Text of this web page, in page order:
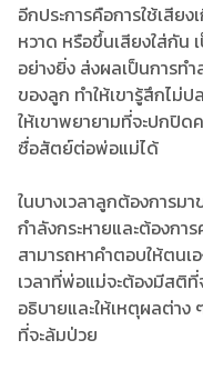
อีกประการคือการใช้เสีย
หวาด หรือขึ้นเสียงใส่กัน
อย่างยิ่ง ส่งผลเป็นการ
ของลูก ทำให้เขารู้สึกไม่
ให้เขาพยายามที่จะปกปิด
ซื่อสัตย์ต่อพ่อแม่ได้
ในบางเวลาลูกต้องการม
กำลังกระหายและต้องกา
สามารถหาคำตอบให้ตนเ
เวลาที่พ่อแม่จะต้องมีสติ
อธิบายและให้เหตุผลต่า
ที่จะล้มป่วย